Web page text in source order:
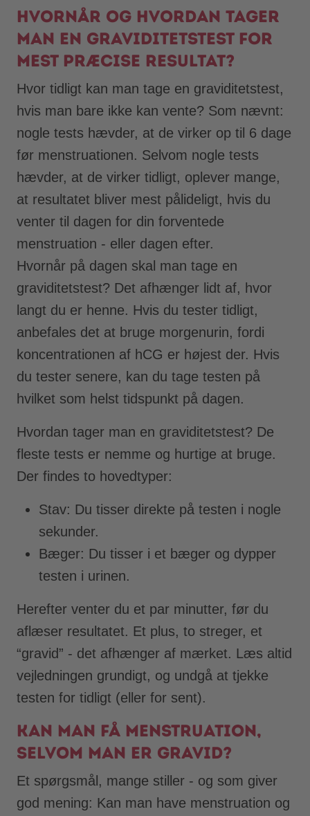
Hvornår og hvordan tager
man en graviditetstest for
mest præcise resultat?
Hvor tidligt kan man tage en graviditetstest,
hvis man bare ikke kan vente? Som nævnt:
nogle tests hævder, at de virker op til 6 dage
før menstruationen. Selvom nogle tests
hævder, at de virker tidligt, oplever mange,
at resultatet bliver mest pålideligt, hvis du
venter til dagen for din forventede
menstruation - eller dagen efter.
Hvornår på dagen skal man tage en
graviditetstest? Det afhænger lidt af, hvor
langt du er henne. Hvis du tester tidligt,
anbefales det at bruge morgenurin, fordi
koncentrationen af hCG er højest der. Hvis
du tester senere, kan du tage testen på
hvilket som helst tidspunkt på dagen.
Hvordan tager man en graviditetstest? De
fleste tests er nemme og hurtige at bruge.
Der findes to hovedtyper:
Stav: Du tisser direkte på testen i nogle
sekunder.
Bæger: Du tisser i et bæger og dypper
testen i urinen.
Herefter venter du et par minutter, før du
aflæser resultatet. Et plus, to streger, et
“gravid” - det afhænger af mærket. Læs altid
vejledningen grundigt, og undgå at tjekke
testen for tidligt (eller for sent).
Kan man få menstruation,
selvom man er gravid?
Et spørgsmål, mange stiller - og som giver
god mening: Kan man have menstruation og